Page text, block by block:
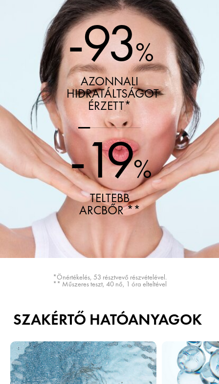
-93%
AZONNALI
HIDRATÁLTSÁGOT
ÉRZETT*
-19%
TELTEBB
ARCBŐR **
*Önértékelés, 53 résztvevő részvételével.
** Műszeres teszt, 40 nő, 1 óra elteltével
SZAKÉRTŐ HATÓANYAGOK